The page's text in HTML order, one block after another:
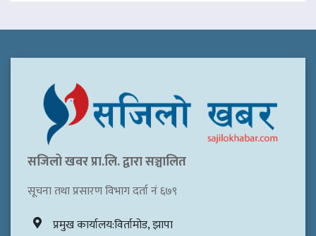
सजिलो खवर प्रा.लि. द्वारा सञ्चालित
सूचना तथा प्रसारण विभाग दर्ता नं ६७९
प्रमुख कार्यालय:विर्तामोड, झापा